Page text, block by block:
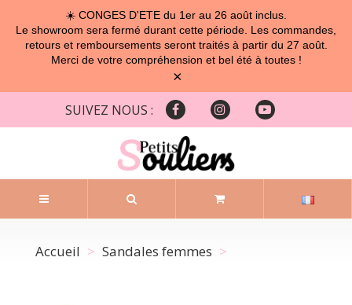
☀️ CONGES D'ETE du 1er au 26 août inclus.
Le showroom sera fermé durant cette période. Les commandes,
retours et remboursements seront traités à partir du 27 août.
Merci de votre compréhension et bel été à toutes !
×
SUIVEZ NOUS :
Accueil Sandales femmes